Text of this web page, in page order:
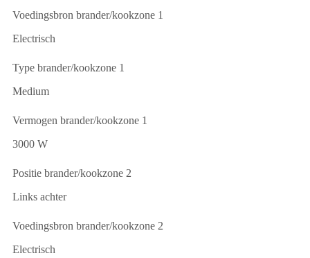
Voedingsbron brander/kookzone 1
Electrisch
Type brander/kookzone 1
Medium
Vermogen brander/kookzone 1
3000 W
Positie brander/kookzone 2
Links achter
Voedingsbron brander/kookzone 2
Electrisch